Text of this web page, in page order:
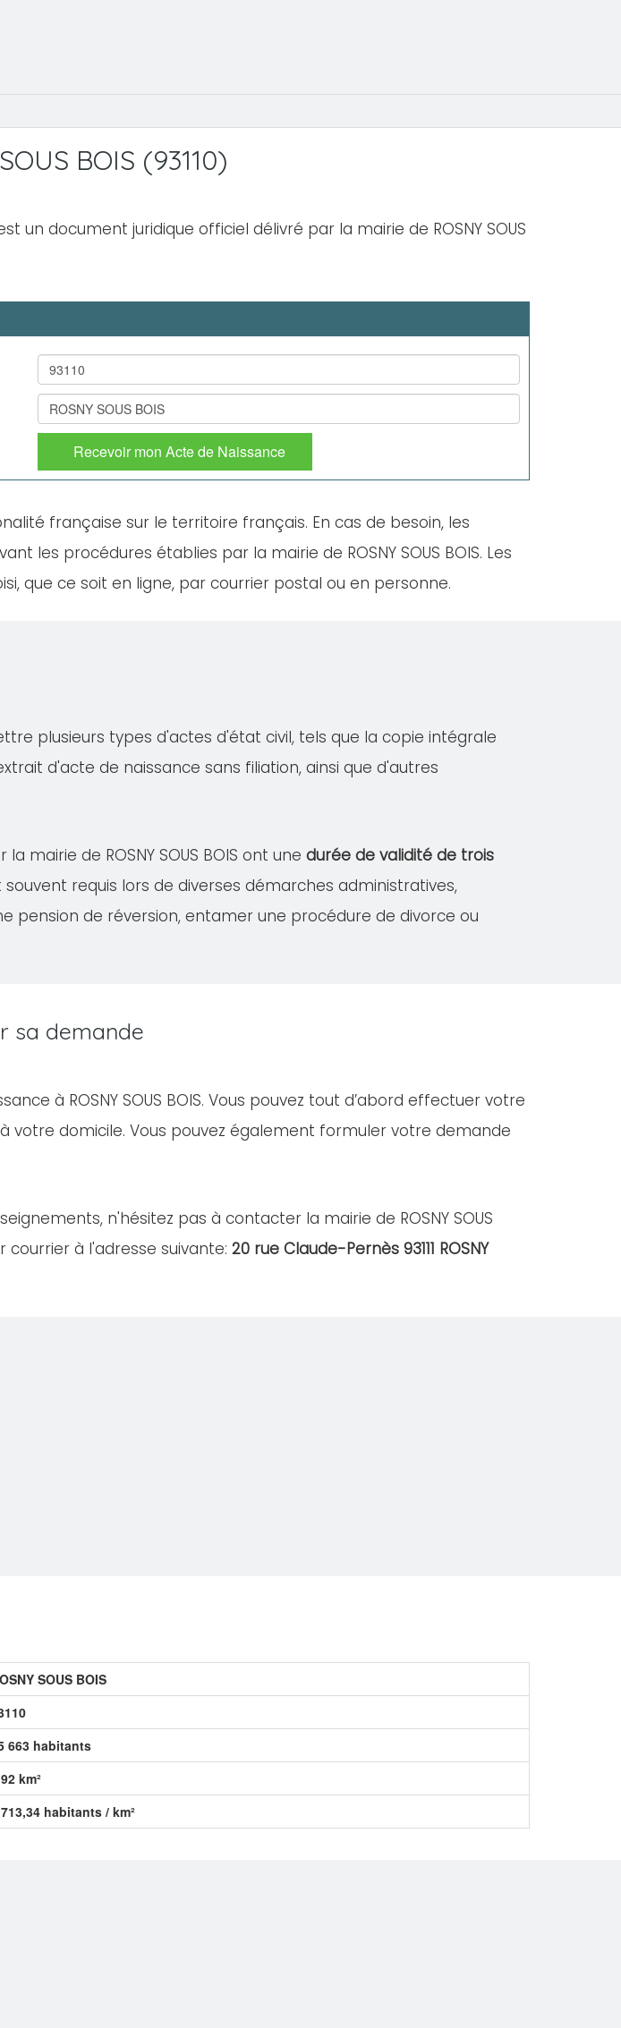
BOIS (93110)
un document juridique officiel délivré par la mairie de ROSNY SOUS
Recevoir mon Acte de Naissance
française sur le territoire français. En cas de besoin, les
les procédures établies par la mairie de ROSNY SOUS BOIS. Les
que ce soit en ligne, par courrier postal ou en personne.
plusieurs types d'actes d'état civil, tels que la copie intégrale
d'acte de naissance sans filiation, ainsi que d'autres
mairie de ROSNY SOUS BOIS ont une durée de validité de trois
requis lors de diverses démarches administratives,
de réversion, entamer une procédure de divorce ou
sa demande
à ROSNY SOUS BOIS. Vous pouvez tout d’abord effectuer votre
votre domicile. Vous pouvez également formuler votre demande
n'hésitez pas à contacter la mairie de ROSNY SOUS
à l'adresse suivante: 20 rue Claude-Pernès 93111 ROSNY
SOUS BOIS
663 habitants
km²
habitants / km²